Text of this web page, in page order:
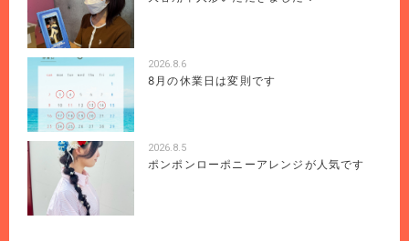
2026.8.6
8月の休業日は変則です
2026.8.5
ポンポンローポニーアレンジが人気です